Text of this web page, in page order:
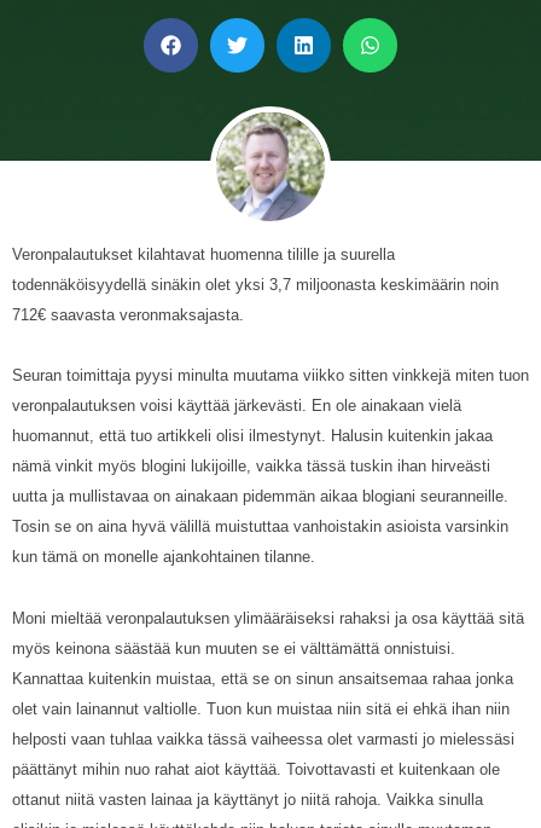
Veronpalautukset kilahtavat huomenna tilille ja suurella
todennäköisyydellä sinäkin olet yksi 3,7 miljoonasta keskimäärin noin
712€ saavasta veronmaksajasta.
Seuran toimittaja pyysi minulta muutama viikko sitten vinkkejä miten tuon
veronpalautuksen voisi käyttää järkevästi. En ole ainakaan vielä
huomannut, että tuo artikkeli olisi ilmestynyt. Halusin kuitenkin jakaa
nämä vinkit myös blogini lukijoille, vaikka tässä tuskin ihan hirveästi
uutta ja mullistavaa on ainakaan pidemmän aikaa blogiani seuranneille.
Tosin se on aina hyvä välillä muistuttaa vanhoistakin asioista varsinkin
kun tämä on monelle ajankohtainen tilanne.
Moni mieltää veronpalautuksen ylimääräiseksi rahaksi ja osa käyttää sitä
myös keinona säästää kun muuten se ei välttämättä onnistuisi.
Kannattaa kuitenkin muistaa, että se on sinun ansaitsemaa rahaa jonka
olet vain lainannut valtiolle. Tuon kun muistaa niin sitä ei ehkä ihan niin
helposti vaan tuhlaa vaikka tässä vaiheessa olet varmasti jo mielessäsi
päättänyt mihin nuo rahat aiot käyttää. Toivottavasti et kuitenkaan ole
ottanut niitä vasten lainaa ja käyttänyt jo niitä rahoja. Vaikka sinulla